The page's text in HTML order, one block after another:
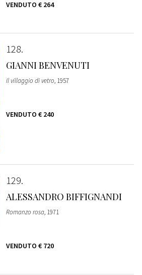
VENDUTO € 264
128
GIANNI BENVENUTI
Il villaggio di vetro, 1957
VENDUTO € 240
129
ALESSANDRO BIFFIGNANDI
Romanzo rosa, 1971
VENDUTO € 720